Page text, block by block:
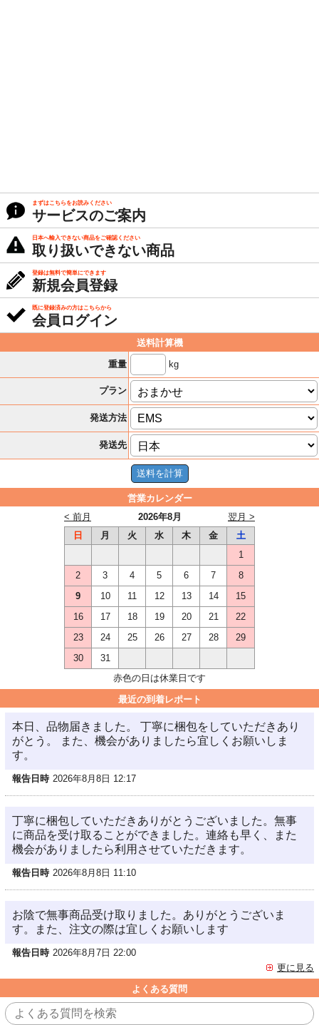
まずはこちらをお読みください
サービスのご案内
日本へ輸入できない商品をご確認ください
取り扱いできない商品
登録は無料で簡単にできます
新規会員登録
既に登録済みの方はこちらから
会員ログイン
送料計算機
重量
kg
プラン
発送方法
発送先
営業カレンダー
2026年8月
< 前月
翌月 >
日
月 火 水 木 金
土
1
2
3 4 5 6 7
8
9
10 11 12 13 14
15
16
17 18 19 20 21
22
23
24 25 26 27 28
29
30
31
赤色の日は休業日です
最近の到着レポート
本日、品物届きました。 丁寧に梱包をしていただきあり
がとう。 また、機会がありましたら宜しくお願いしま
す。
報告日時 2026年8月8日 12:17
丁寧に梱包していただきありがとうございました。無事
に商品を受け取ることができました。連絡も早く、また
機会がありましたら利用させていただきます。
報告日時 2026年8月8日 11:10
お陰で無事商品受け取りました。ありがとうございま
す。また、注文の際は宜しくお願いします
報告日時 2026年8月7日 22:00
更に見る
よくある質問